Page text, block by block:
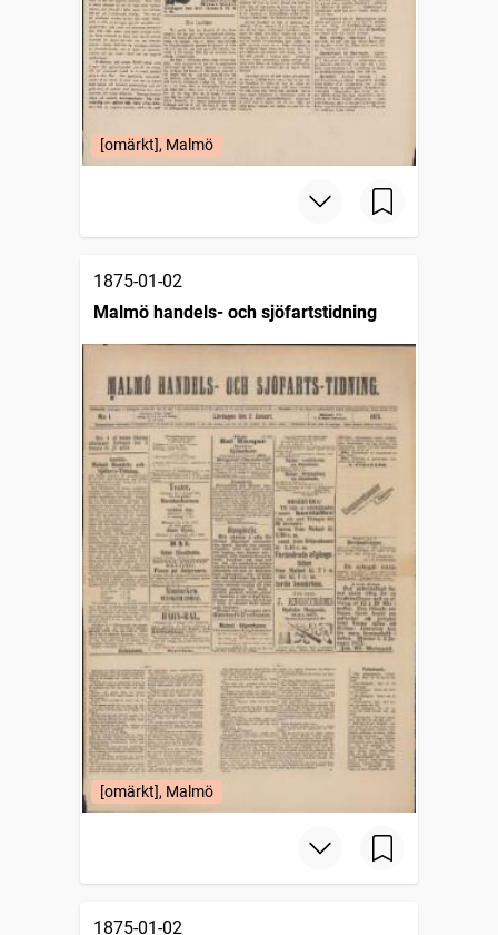
[omärkt], Malmö
1875-01-02
Malmö handels- och sjöfartstidning
[omärkt], Malmö
1875-01-02